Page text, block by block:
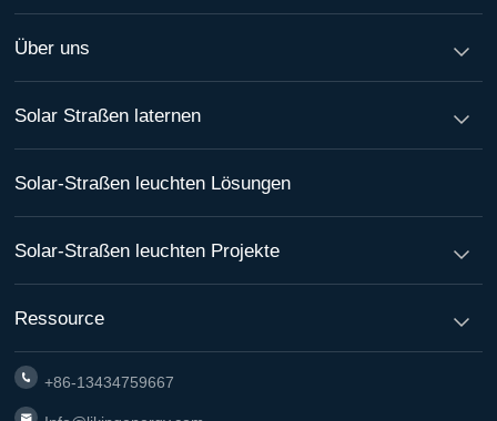
Über uns
Solar Straßen laternen
Solar-Straßen leuchten Lösungen
Solar-Straßen leuchten Projekte
Ressource
+86-13434759667